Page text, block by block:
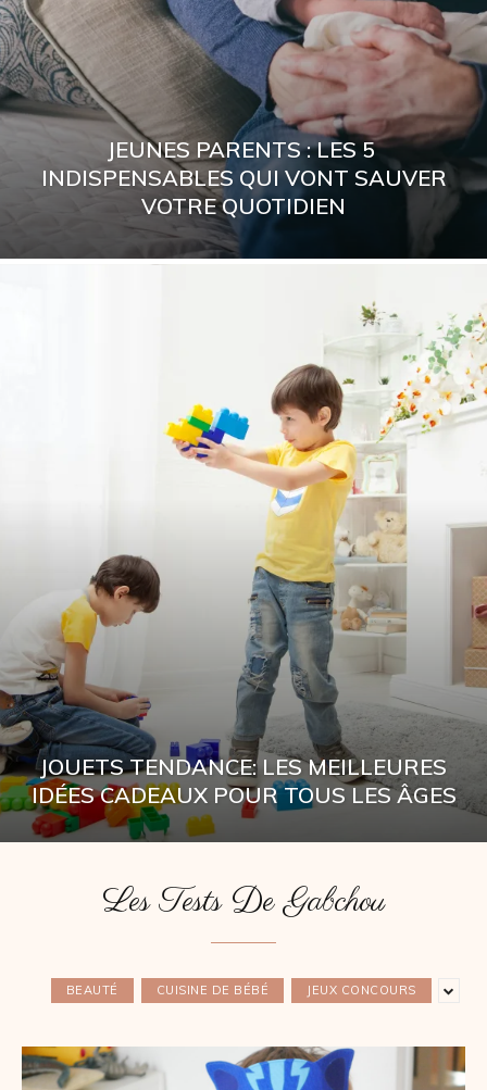
JEUNES PARENTS : LES 5
INDISPENSABLES QUI VONT SAUVER
VOTRE QUOTIDIEN
JOUETS TENDANCE: LES MEILLEURES
IDÉES CADEAUX POUR TOUS LES ÂGES
Les Tests De Gabchou
BEAUTÉ CUISINE DE BÉBÉ JEUX CONCOURS